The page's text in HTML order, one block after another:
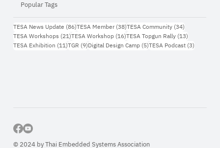
Popular Tags
TESA News Update (86)86 กระทู้
TESA Member (38)38 กระทู้
TESA Community (34)34 กระทู้
TESA Workshops (21)21 กระทู้
TESA Workshop (16)16 กระทู้
TESA Topgun Rally (13)13 กระทู้
TESA Exhibition (11)11 กระทู้
TGR (9)9 กระทู้
Digital Design Camp (5)5 กระทู้
TESA Podcast (3)3 กระทู้
© 2024 by Thai Embedded Systems Association